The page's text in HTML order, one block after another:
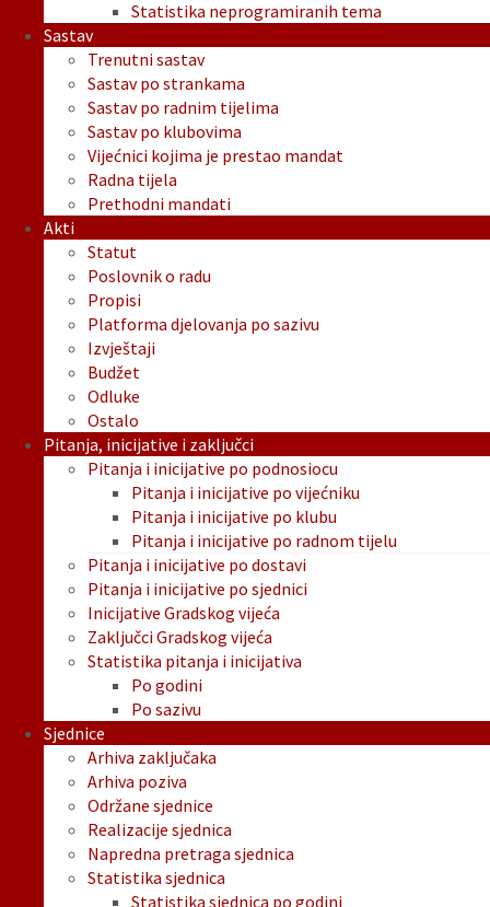
Statistika neprogramiranih tema
Sastav
Trenutni sastav
Sastav po strankama
Sastav po radnim tijelima
Sastav po klubovima
Vijećnici kojima je prestao mandat
Radna tijela
Prethodni mandati
Akti
Statut
Poslovnik o radu
Propisi
Platforma djelovanja po sazivu
Izvještaji
Budžet
Odluke
Ostalo
Pitanja, inicijative i zaključci
Pitanja i inicijative po podnosiocu
Pitanja i inicijative po vijećniku
Pitanja i inicijative po klubu
Pitanja i inicijative po radnom tijelu
Pitanja i inicijative po dostavi
Pitanja i inicijative po sjednici
Inicijative Gradskog vijeća
Zaključci Gradskog vijeća
Statistika pitanja i inicijativa
Po godini
Po sazivu
Sjednice
Arhiva zaključaka
Arhiva poziva
Održane sjednice
Realizacije sjednica
Napredna pretraga sjednica
Statistika sjednica
Statistika sjednica po godini